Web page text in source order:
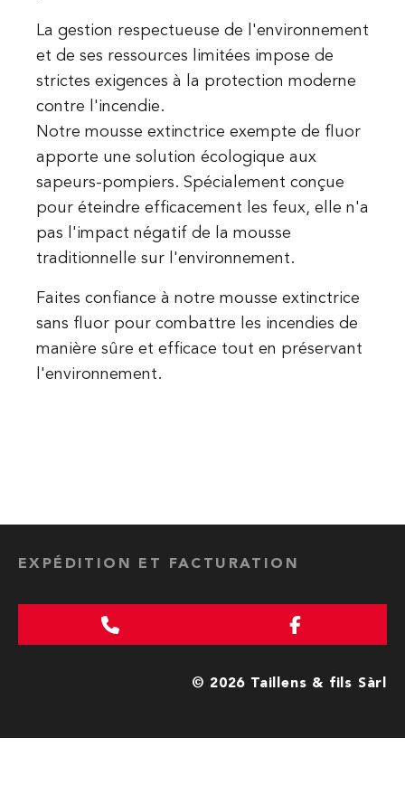
La gestion respectueuse de l'environnement
et de ses ressources limitées impose de
strictes exigences à la protection moderne
contre l'incendie.
Notre mousse extinctrice exempte de fluor
apporte une solution écologique aux
sapeurs-pompiers. Spécialement conçue
pour éteindre efficacement les feux, elle n'a
pas l'impact négatif de la mousse
traditionnelle sur l'environnement.
Faites confiance à notre mousse extinctrice
sans fluor pour combattre les incendies de
manière sûre et efficace tout en préservant
l'environnement.
© 2026 Taillens & fils Sàrl
EXPÉDITION ET FACTURATION